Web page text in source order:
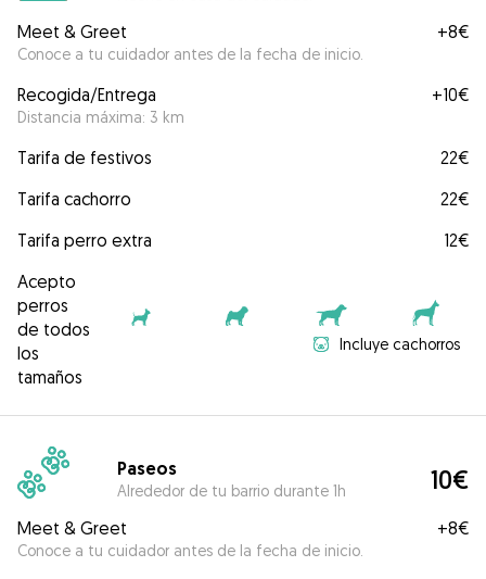
Meet & Greet
Conoce a tu cuidador antes de la fecha de inicio.
+8€
Recogida/Entrega
Distancia máxima: 3 km
+10€
Tarifa de festivos
22€
Tarifa cachorro
22€
Tarifa perro extra
12€
Acepto
perros
de todos
los
tamaños
Incluye cachorros
Paseos
Alrededor de tu barrio durante 1h 10€
Meet & Greet
Conoce a tu cuidador antes de la fecha de inicio.
+8€